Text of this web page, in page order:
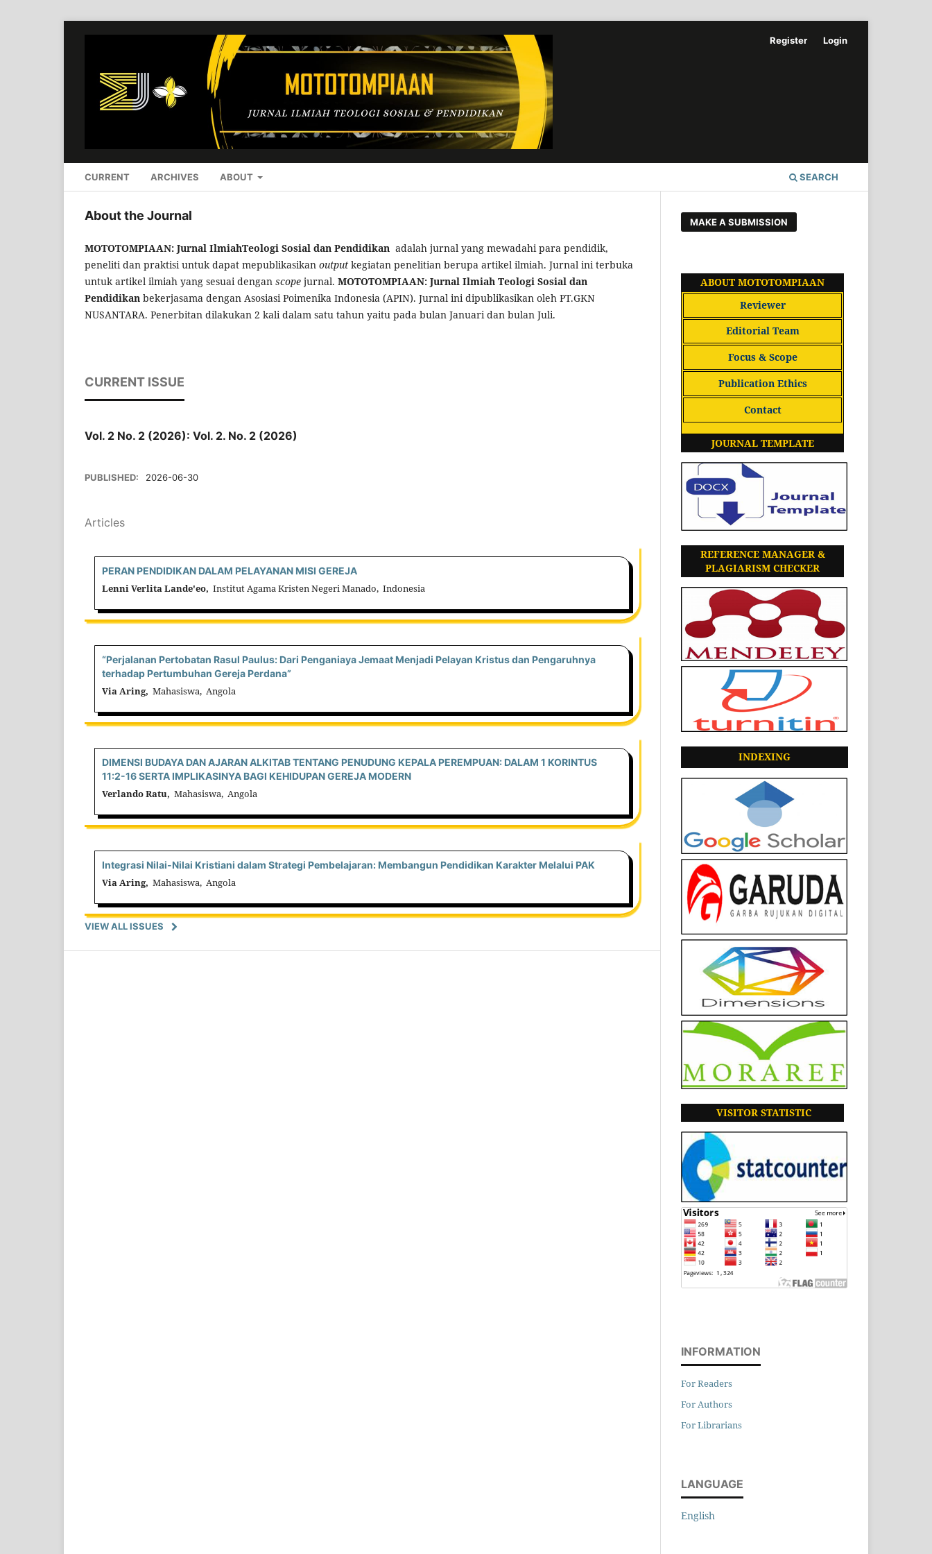
CURRENT ARCHIVES ABOUT SEARCH
Register Login
About the Journal
MOTOTOMPIAAN: Jurnal IlmiahTeologi Sosial dan Pendidikan adalah jurnal yang mewadahi para pendidik,
peneliti dan praktisi untuk dapat mepublikasikan output kegiatan penelitian berupa artikel ilmiah. Jurnal ini terbuka
untuk artikel ilmiah yang sesuai dengan scope jurnal. MOTOTOMPIAAN: Jurnal Ilmiah Teologi Sosial dan
Pendidikan bekerjasama dengan Asosiasi Poimenika Indonesia (APIN). Jurnal ini dipublikasikan oleh PT.GKN
NUSANTARA. Penerbitan dilakukan 2 kali dalam satu tahun yaitu pada bulan Januari dan bulan Juli.
CURRENT ISSUE
Vol. 2 No. 2 (2026): Vol. 2. No. 2 (2026)
PUBLISHED: 2026-06-30
Articles
PERAN PENDIDIKAN DALAM PELAYANAN MISI GEREJA
Lenni Verlita Lande'eo, Institut Agama Kristen Negeri Manado, Indonesia
“Perjalanan Pertobatan Rasul Paulus: Dari Penganiaya Jemaat Menjadi Pelayan Kristus dan Pengaruhnya
terhadap Pertumbuhan Gereja Perdana”
Via Aring, Mahasiswa, Angola
DIMENSI BUDAYA DAN AJARAN ALKITAB TENTANG PENUDUNG KEPALA PEREMPUAN: DALAM 1 KORINTUS
11:2-16 SERTA IMPLIKASINYA BAGI KEHIDUPAN GEREJA MODERN
Verlando Ratu, Mahasiswa, Angola
Integrasi Nilai-Nilai Kristiani dalam Strategi Pembelajaran: Membangun Pendidikan Karakter Melalui PAK
Via Aring, Mahasiswa, Angola
VIEW ALL ISSUES
MAKE A SUBMISSION
ABOUT MOTOTOMPIAAN
Reviewer
Editorial Team
Focus & Scope
Publication Ethics
Contact
JOURNAL TEMPLATE
REFERENCE MANAGER &
PLAGIARISM CHECKER
INDEXING
VISITOR STATISTIC
INFORMATION
For Readers
For Authors
For Librarians
LANGUAGE
English